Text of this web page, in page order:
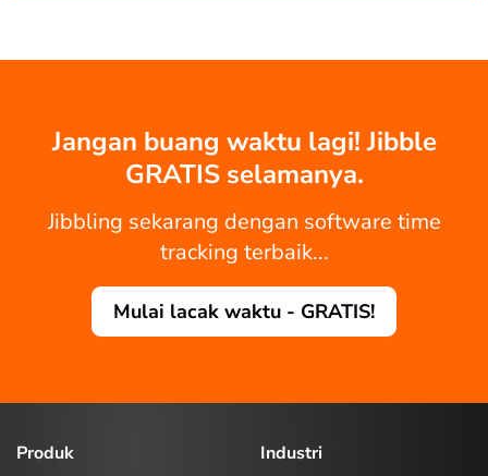
Jangan buang waktu lagi! Jibble
GRATIS selamanya.
Jibbling sekarang dengan software time
tracking terbaik...
Mulai lacak waktu - GRATIS!
Produk
Industri